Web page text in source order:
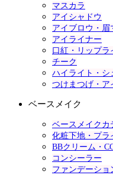
マスカラ
アイシャドウ
アイブロウ・眉
アイライナー
口紅・リップラ
チーク
ハイライト・シ
つけまつげ・ア
ベースメイク
ベースメイクカ
化粧下地・プラ
BBクリーム・
コンシーラー
ファンデーショ